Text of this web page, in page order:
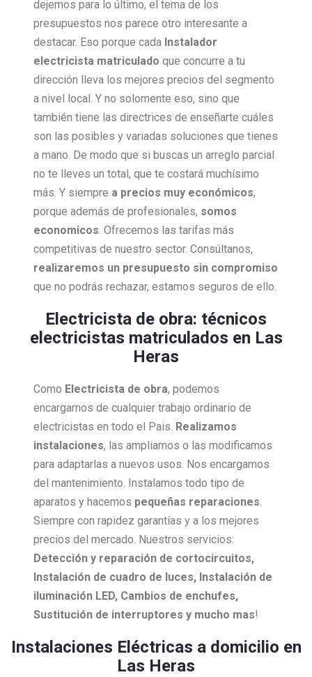
dejemos para lo último, el tema de los
presupuestos nos parece otro interesante a
destacar. Eso porque cada Instalador
electricista matriculado que concurre a tu
dirección lleva los mejores precios del segmento
a nivel local. Y no solomente eso, sino que
también tiene las directrices de enseñarte cuáles
son las posibles y variadas soluciones que tienes
a mano. De modo que si buscas un arreglo parcial
no te lleves un total, que te costará muchísimo
más. Y siempre a precios muy económicos,
porque además de profesionales, somos
economicos . Ofrecemos las tarifas más
competitivas de nuestro sector. Consúltanos,
realizaremos un presupuesto sin compromiso
que no podrás rechazar, estamos seguros de ello.
Electricista de obra: técnicos
electricistas matriculados en Las
Heras
Como Electricista de obra, podemos
encargarnos de cualquier trabajo ordinario de
electricistas en todo el Pais. Realizamos
instalaciones, las ampliamos o las modificamos
para adaptarlas a nuevos usos. Nos encargamos
del mantenimiento. Instalamos todo tipo de
aparatos y hacemos pequeñas reparaciones.
Siempre con rapidez garantías y a los mejores
precios del mercado. Nuestros servicios:
Detección y reparación de cortocircuitos,
Instalación de cuadro de luces, Instalación de
iluminación LED, Cambios de enchufes,
Sustitución de interruptores y mucho mas!
Instalaciones Eléctricas a domicilio en
Las Heras